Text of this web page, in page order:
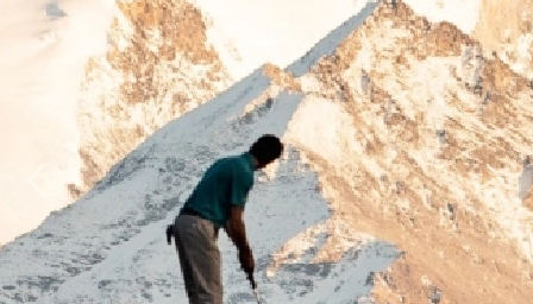
Previous Next